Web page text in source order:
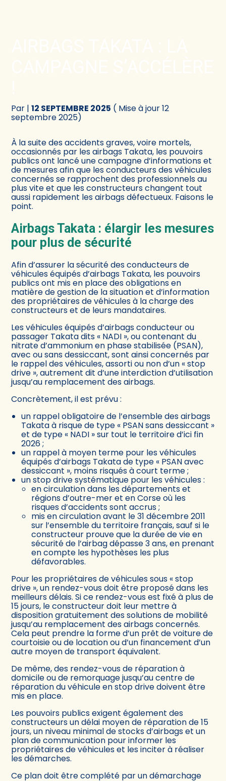
Être prêt pour la facturation électronique
Juridique
Conseil
Par |12 SEPTEMBRE 2025 ( Mise à jour 12
septembre 2025)
À la suite des accidents graves, voire mortels,
occasionnés par les airbags Takata, les pouvoirs
publics ont lancé une campagne d’informations et
de mesures afin que les conducteurs des véhicules
concernés se rapprochent des professionnels au
plus vite et que les constructeurs changent tout
aussi rapidement les airbags défectueux. Faisons le
point.
Airbags Takata : élargir les mesures
pour plus de sécurité
Afin d’assurer la sécurité des conducteurs de
véhicules équipés d’airbags Takata, les pouvoirs
publics ont mis en place des obligations en
matière de gestion de la situation et d’information
des propriétaires de véhicules à la charge des
constructeurs et de leurs mandataires.
Les véhicules équipés d’airbags conducteur ou
passager Takata dits « NADI », ou contenant du
nitrate d’ammonium en phase stabilisée (PSAN),
avec ou sans dessiccant, sont ainsi concernés par
le rappel des véhicules, assorti ou non d’un « stop
drive », autrement dit d’une interdiction d’utilisation
jusqu’au remplacement des airbags.
Concrètement, il est prévu :
un rappel obligatoire de l’ensemble des airbags
Takata à risque de type « PSAN sans dessiccant »
et de type « NADI » sur tout le territoire d’ici fin
2026 ;
un rappel à moyen terme pour les véhicules
équipés d’airbags Takata de type « PSAN avec
dessiccant », moins risqués à court terme ;
un stop drive systématique pour les véhicules :
en circulation dans les départements et
régions d’outre-mer et en Corse où les
risques d’accidents sont accrus ;
mis en circulation avant le 31 décembre 2011
sur l’ensemble du territoire français, sauf si le
constructeur prouve que la durée de vie en
sécurité de l’airbag dépasse 3 ans, en prenant
en compte les hypothèses les plus
défavorables.
Pour les propriétaires de véhicules sous « stop
drive », un rendez-vous doit être proposé dans les
meilleurs délais. Si ce rendez-vous est fixé à plus de
15 jours, le constructeur doit leur mettre à
disposition gratuitement des solutions de mobilité
jusqu’au remplacement des airbags concernés.
Cela peut prendre la forme d’un prêt de voiture de
courtoisie ou de location ou d’un financement d’un
autre moyen de transport équivalent.
De même, des rendez-vous de réparation à
domicile ou de remorquage jusqu’au centre de
réparation du véhicule en stop drive doivent être
mis en place.
Les pouvoirs publics exigent également des
constructeurs un délai moyen de réparation de 15
jours, un niveau minimal de stocks d’airbags et un
plan de communication pour informer les
propriétaires de véhicules et les inciter à réaliser
les démarches.
Ce plan doit être complété par un démarchage